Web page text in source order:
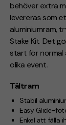
behöver extra
levereras som
aluminiumram,
Stake Kit. Det
start för normal
olika event.
Tältram
Stabil
Easy Glide-
Enkel att fälla